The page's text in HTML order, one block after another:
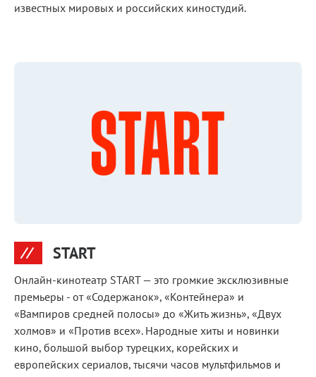
известных мировых и российских киностудий.
START
Онлайн-кинотеатр START — это громкие эксклюзивные
премьеры - от «Содержанок», «Контейнера» и
«Вампиров средней полосы» до «Жить жизнь», «Двух
холмов» и «Против всех». Народные хиты и новинки
кино, большой выбор турецких, корейских и
европейских сериалов, тысячи часов мультфильмов и